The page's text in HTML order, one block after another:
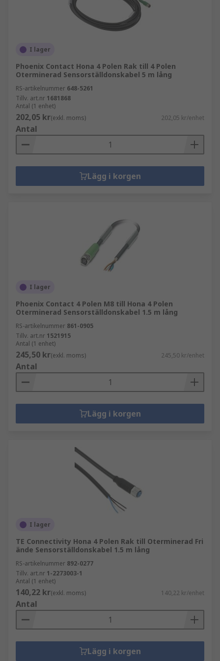
kabeldragning och är lämpliga för inomhus-
eller utomhusinstallationer. Höljematerialet
är antingen PVC eller LSZH (Low Smoke
Installationsrörskabel
strömöverförare inom en struktur och är
inhysta i ett installationsrör. Denna kabel
installeras som en säkerhetsåtgärd i farliga
miljöer där brand, rök, kemikalier eller gas
kan skada utrustning eller maskiner.
Flerledarkabel
20+ ledare. Skärmningen eller flätningen
kan hjälpa till att minska extern störning
och upprätthålla en högkvalitativ signal.
I lager
Phoenix Contact Hona 4 Polen Rak till 4 Polen
Oterminerad Sensorställdonskabel 5 m lång
RS-artikelnummer 648-5261
Tillv. art.nr 1681868
Antal (1 enhet)
202,05 kr(exkl. moms) 202,05 kr/enhet
Antal
Lägg i korgen
I lager
Phoenix Contact 4 Polen M8 till Hona 4 Polen
Oterminerad Sensorställdonskabel 1.5 m lång
RS-artikelnummer 861-0905
Tillv. art.nr 1521915
Antal (1 enhet)
245,50 kr(exkl. moms) 245,50 kr/enhet
Antal
Lägg i korgen
I lager
TE Connectivity Hona 4 Polen Rak till Oterminerad Fri
ände Sensorställdonskabel 1.5 m lång
RS-artikelnummer 892-0277
Tillv. art.nr 1-2273003-1
Antal (1 enhet)
140,22 kr(exkl. moms) 140,22 kr/enhet
Antal
Lägg i korgen